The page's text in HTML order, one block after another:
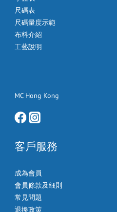
尺碼表
尺碼量度示範
布料介紹
工藝說明
MC Hong Kong
客戶服務
成為會員
會員條款及細則
常見問題
退換政策